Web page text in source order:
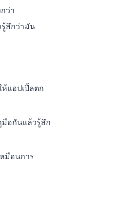
ว่า
รู้สึกว่ามัน
ห้แอปเปิ้ลตก
มือกันแล้วรู้สึก
มือนการ